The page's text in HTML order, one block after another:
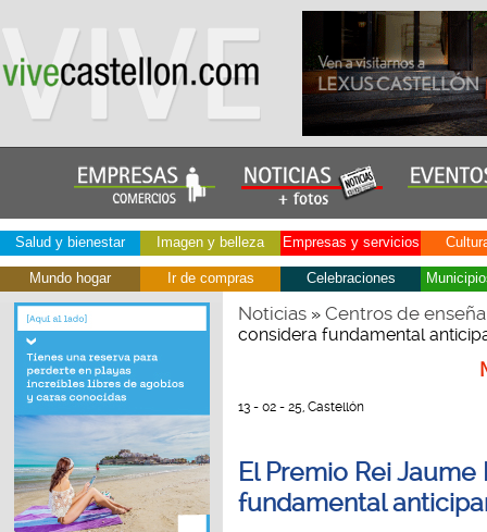
Salud y bienestar Imagen y belleza Empresas y servicios
Mundo hogar Ir de compras Celebraciones
Noticias» Centros de
considera fundamental
13 - 02 - 25, Castellón
El Premio Rei
fundamental